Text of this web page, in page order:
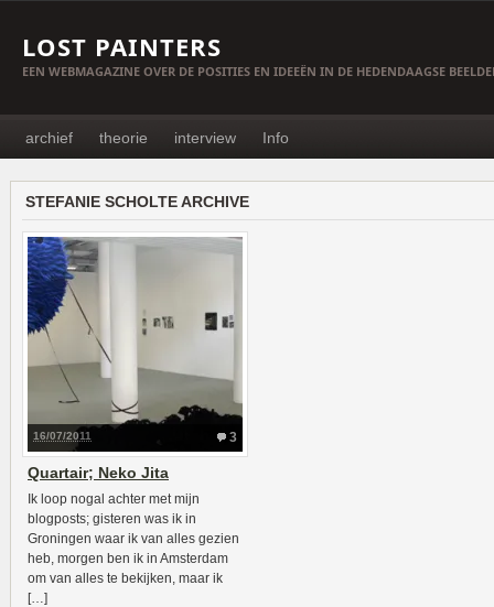
LOST PAINTERS
EEN WEBMAGAZINE OVER DE POSITIES EN IDEEËN IN DE HEDENDAAGSE
archief theorie interview Info
STEFANIE SCHOLTE ARCHIVE
3
16/07/2011
Quartair; Neko Jita
Ik loop nogal achter met mijn
blogposts; gisteren was ik in
Groningen waar ik van alles gezien
heb, morgen ben ik in Amsterdam
om van alles te bekijken, maar ik
[…]